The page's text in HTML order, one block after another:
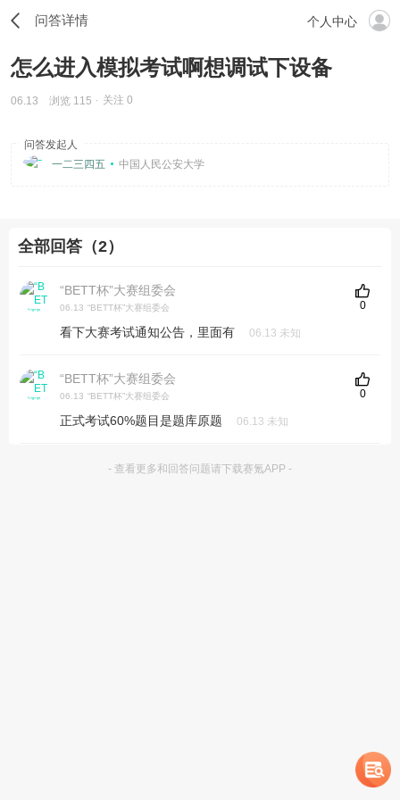
问答详情 个人中心
怎么进入模拟考试啊想调试下设备
06.13 浏览 115 关注 0
问答发起人
一二三四五
中国人民公安大学
全部回答（2）
“BETT杯”大赛组委会
06.13 “BETT杯”大赛组委会
06.13 未知
0
“BETT杯”大赛组委会
06.13 “BETT杯”大赛组委会
06.13 未知
0
- 查看更多和回答问题请下载赛氪APP -